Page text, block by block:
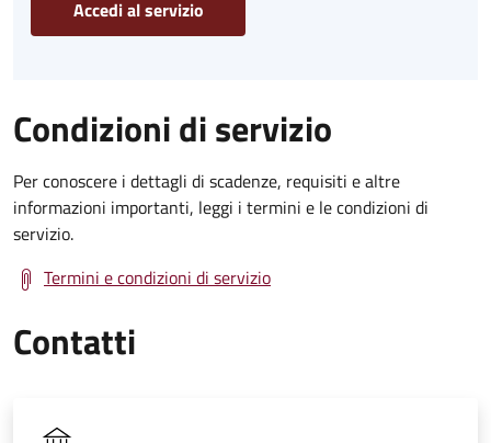
Accedi al servizio
Condizioni di servizio
Per conoscere i dettagli di scadenze, requisiti e altre
informazioni importanti, leggi i termini e le condizioni di
servizio.
Termini e condizioni di servizio
Contatti